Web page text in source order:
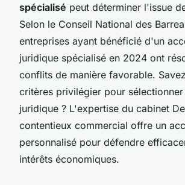
spécialisé peut déterminer l'issue
Selon le Conseil National des
entreprises ayant bénéficié d'un
juridique spécialisé en 2024 ont
conflits de manière favorable.
critères privilégier pour
juridique ? L'expertise du cabinet
contentieux commercial offre un
personnalisé pour défendre
intérêts économiques.